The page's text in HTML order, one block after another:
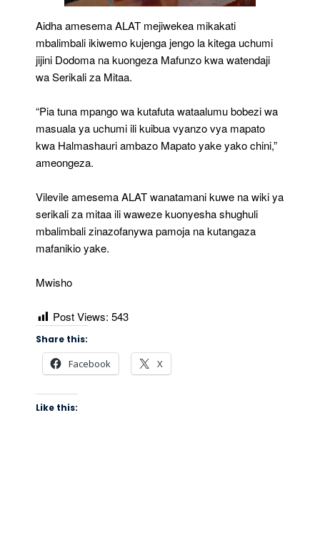
Aidha amesema ALAT mejiwekea mikakati
mbalimbali ikiwemo kujenga jengo la kitega uchumi
jijini Dodoma na kuongeza Mafunzo kwa watendaji
wa Serikali za Mitaa.
“Pia tuna mpango wa kutafuta wataalumu bobezi wa
masuala ya uchumi ili kuibua vyanzo vya mapato
kwa Halmashauri ambazo Mapato yake yako chini,”
ameongeza.
Vilevile amesema ALAT wanatamani kuwe na wiki ya
serikali za mitaa ili waweze kuonyesha shughuli
mbalimbali zinazofanywa pamoja na kutangaza
mafanikio yake.
Mwisho
Post Views: 543
Share this:
Facebook X
Like this: